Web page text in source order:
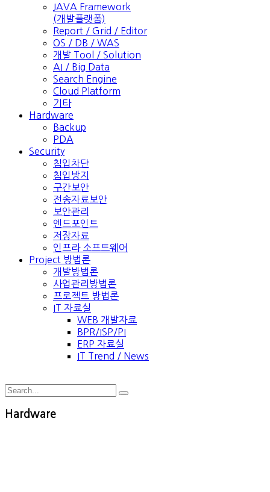
JAVA Framework
(개발플랫폼)
Report / Grid / Editor
OS / DB / WAS
개발 Tool / Solution
AI / Big Data
Search Engine
Cloud Platform
기타
Hardware
Backup
PDA
Security
침입차단
침입방지
구간보안
전송자료보안
보안관리
엔드포인트
저장자료
인프라 소프트웨어
Project 방법론
개발방법론
사업관리방법론
프로젝트 방법론
IT 자료실
WEB 개발자료
BPR/ISP/PI
ERP 자료실
IT Trend / News
Hardware